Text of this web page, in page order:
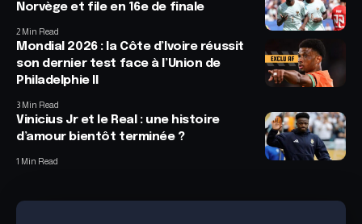
Norvège et file en 16e de finale
2 Min Read
Mondial 2026 : la Côte d’Ivoire réussit
son dernier test face à l’Union de
Philadelphie II
3 Min Read
Vinicius Jr et le Real : une histoire
d’amour bientôt terminée ?
1 Min Read